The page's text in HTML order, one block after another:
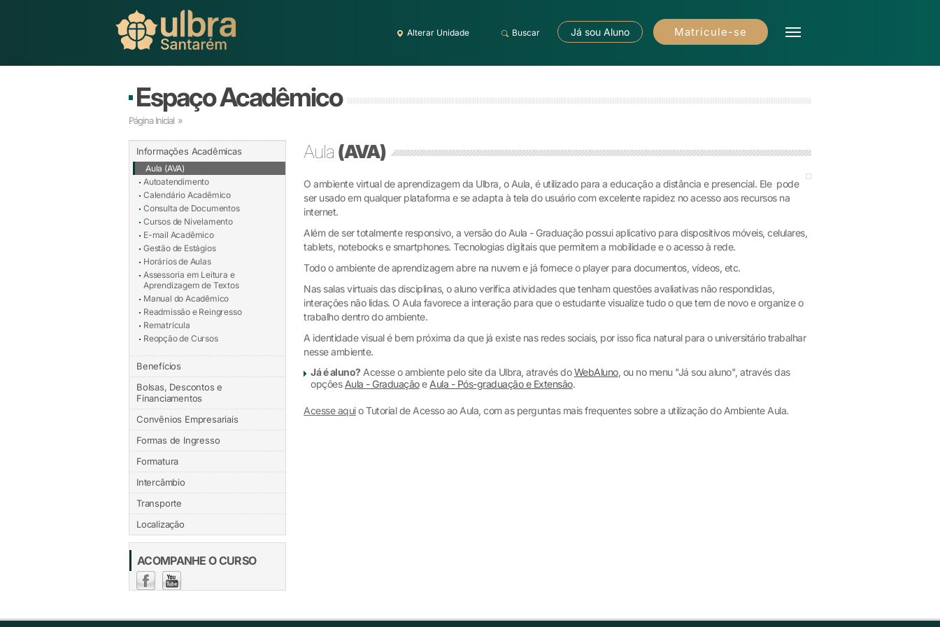
Alterar Unidade Buscar Já sou Aluno Matricule-se
Espaço Acadêmico
Página Inicial »
Informações Acadêmicas
Aula (AVA)
Autoatendimento
Calendário Acadêmico
Consulta de Documentos
Cursos de Nivelamento
E-mail Acadêmico
Gestão de Estágios
Horários de Aulas
Assessoria em Leitura e
Aprendizagem de Textos
Manual do Acadêmico
Readmissão e Reingresso
Rematrícula
Reopção de Cursos
Benefícios
Bolsas, Descontos e
Financiamentos
Convênios Empresariais
Formas de Ingresso
Formatura
Intercâmbio
Transporte
Localização
ACOMPANHE O CURSO
Aula (AVA)
O ambiente virtual de aprendizagem da Ulbra, o Aula, é utilizado para a educação a distância e presencial. Ele pode
ser usado em qualquer plataforma e se adapta à tela do usuário com excelente rapidez no acesso aos recursos na
internet.
Além de ser totalmente responsivo, a versão do Aula - Graduação possui aplicativo para dispositivos móveis, celulares,
tablets, notebooks e smartphones. Tecnologias digitais que permitem a mobilidade e o acesso à rede.
Todo o ambiente de aprendizagem abre na nuvem e já fornece o player para documentos, vídeos, etc.
Nas salas virtuais das disciplinas, o aluno verifica atividades que tenham questões avaliativas não respondidas,
interações não lidas. O Aula favorece a interação para que o estudante visualize tudo o que tem de novo e organize o
trabalho dentro do ambiente.
A identidade visual é bem próxima da que já existe nas redes sociais, por isso fica natural para o universitário trabalhar
nesse ambiente.
Já é aluno? Acesse o ambiente pelo site da Ulbra, através doWebAluno, ou no menu "Já sou aluno", através das
opções Aula - Graduaçãoe Aula - Pós-graduação e Extensão.
Acesse aquio Tutorial de Acesso ao Aula, com as perguntas mais frequentes sobre a utilização do Ambiente Aula.